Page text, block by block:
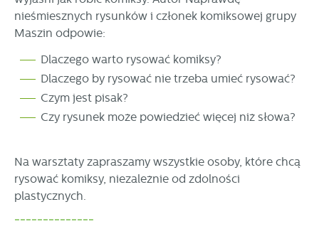
nieśmiesznych rysunków i członek komiksowej grupy
Maszin odpowie:
Dlaczego warto rysować komiksy?
Dlaczego by rysować nie trzeba umieć rysować?
Czym jest pisak?
Czy rysunek może powiedzieć więcej niż słowa?
Na warsztaty zapraszamy wszystkie osoby, które chcą
rysować komiksy, niezależnie od zdolności
plastycznych.
--------------
internetowych pod względem ich popularności wśród
użytkowników. Zgromadzone informacje są przetwarzane w
formie zanonimizowanej. Wyrażenie zgody na analityczne
pliki cookies gwarantuje dostępność wszystkich
funkcjonalności.
Reklamowe
Dzięki reklamowym plikom cookies prezentujemy Ci
najciekawsze informacje i aktualności na stronach naszych
partnerów.
Promocyjne pliki cookies służą do prezentowania Ci naszych
komunikatów na podstawie analizy Twoich upodobań oraz
Twoich zwyczajów dotyczących przeglądanej witryny
internetowej. Treści promocyjne mogą pojawić się na
w charakterze pośredników prezentujących nasze treści w
postaci wiadomości, ofert, komunikatów mediów
społecznościowych.
Więcej